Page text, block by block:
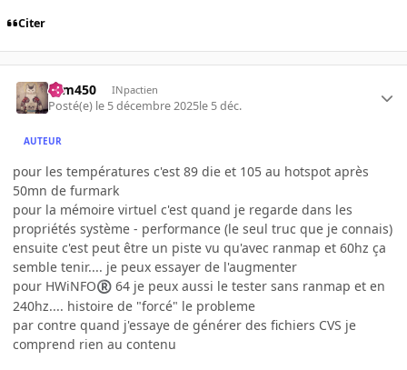
Citer
sam450 INpactien
Posté(e) le 5 décembre 2025le 5 déc.
AUTEUR
pour les températures c'est 89 die et 105 au hotspot après
50mn de furmark
pour la mémoire virtuel c'est quand je regarde dans les
propriétés système - performance (le seul truc que je connais)
ensuite c'est peut être un piste vu qu'avec ranmap et 60hz ça
semble tenir.... je peux essayer de l'augmenter
pour HWiNFO® 64 je peux aussi le tester sans ranmap et en
240hz.... histoire de "forcé" le probleme
par contre quand j'essaye de générer des fichiers CVS je
comprend rien au contenu